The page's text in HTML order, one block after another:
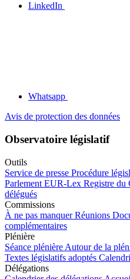
LinkedIn
Whatsapp
Avis de protection des données
Observatoire législatif
Outils
Service de presse Procédure
Parlement EUR-Lex Registre du
délégués
Commissions
À ne pas manquer Réunions
complémentaires
Plénière
Séance plénière Autour de la
Textes législatifs adoptés
Délégations